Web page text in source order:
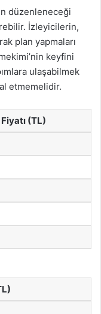
düzenleneceği
İzleyicilerin,
plan yapmaları
keyfini
ulaşabilmek
etmemelidir.
(TL)